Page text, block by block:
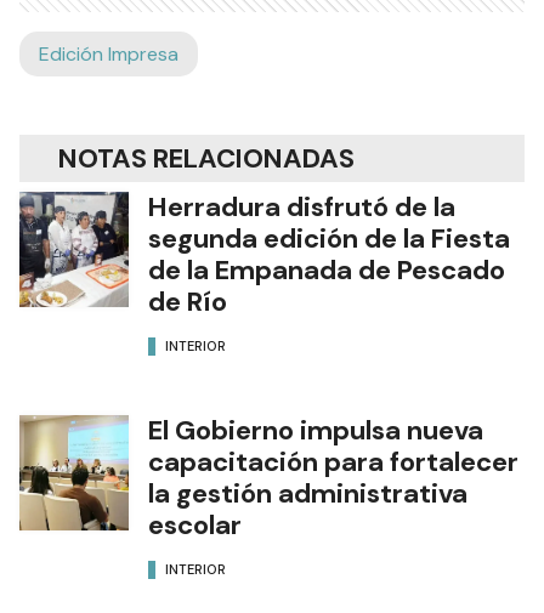
Edición Impresa
NOTAS RELACIONADAS
Herradura disfrutó de la
segunda edición de la Fiesta
de la Empanada de Pescado
de Río
INTERIOR
El Gobierno impulsa nueva
capacitación para fortalecer
la gestión administrativa
escolar
INTERIOR